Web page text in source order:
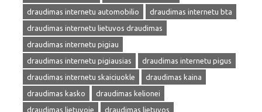
draudimas internetu automobilio
draudimas internetu bta
draudimas internetu lietuvos draudimas
draudimas internetu pigiau
draudimas internetu pigiausias
draudimas internetu pigus
draudimas internetu skaiciuokle
draudimas kaina
draudimas kasko
draudimas kelionei
draudimas lietuvoje
draudimas lietuvos